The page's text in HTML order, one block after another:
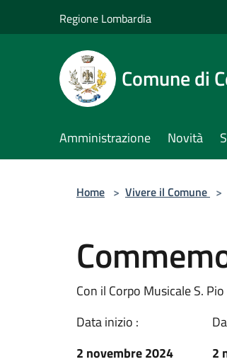
Regione Lombardia
Comune di
Amministrazione Novità
Home > Vivere il Comune >
Con il Corpo Musicale S. Pio
Data inizio :
2 novembre 2024
2